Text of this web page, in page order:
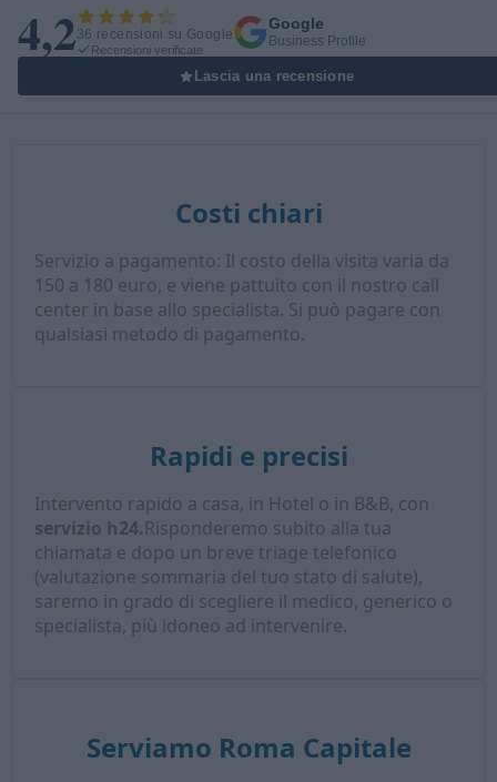
4,236 recensioni su Google
Recensioni verificate
Google
Business Profile
Lascia una recensione
Costi chiari
Servizio a pagamento: Il costo della visita varia da
150 a 180 euro, e viene pattuito con il nostro call
center in base allo specialista. Si può pagare con
qualsiasi metodo di pagamento.
Rapidi e precisi
Intervento rapido a casa, in Hotel o in B&B, con
servizio h24.Risponderemo subito alla tua
chiamata e dopo un breve triage telefonico
(valutazione sommaria del tuo stato di salute),
saremo in grado di scegliere il medico, generico o
specialista, più idoneo ad intervenire.
Serviamo Roma Capitale